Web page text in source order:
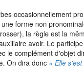
occasionnellement
forme non
la règle est la
avoir. Le
le complément d'objet
On dira donc « Elle